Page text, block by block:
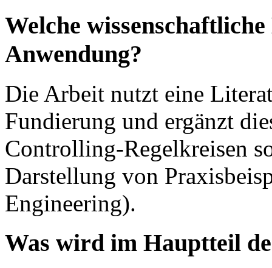
Welche
Anwendung?
Die Arbeit nutzt eine
Fundierung und ergänzt
Controlling-Regelkreisen
Darstellung von
Engineering).
Was wird im Hauptteil